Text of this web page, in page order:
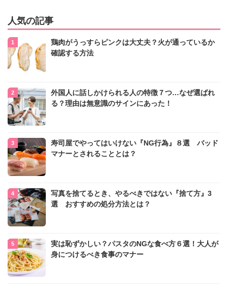
人気の記事
鶏肉がうっすらピンクは大丈夫？火が通っているか
確認する方法
外国人に話しかけられる人の特徴７つ…なぜ選ばれ
る？理由は無意識のサインにあった！
寿司屋でやってはいけない『NG行為』８選 バッド
マナーとされることとは？
写真を捨てるとき、やるべきではない『捨て方』3
選 おすすめの処分方法とは？
実は恥ずかしい？パスタのNGな食べ方６選！大人が
身につけるべき食事のマナー